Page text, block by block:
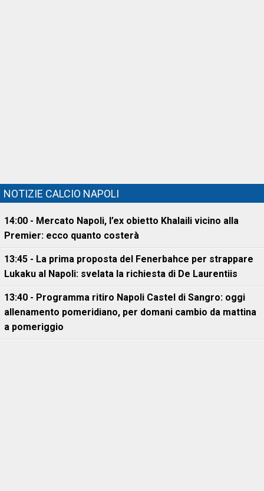
NOTIZIE CALCIO NAPOLI
14:00 - Mercato Napoli, l’ex obietto Khalaili vicino alla
Premier: ecco quanto costerà
13:45 - La prima proposta del Fenerbahce per strappare
Lukaku al Napoli: svelata la richiesta di De Laurentiis
13:40 - Programma ritiro Napoli Castel di Sangro: oggi
allenamento pomeridiano, per domani cambio da mattina
a pomeriggio